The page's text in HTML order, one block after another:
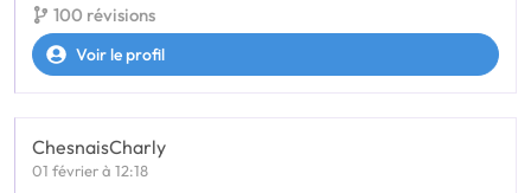
100 révisions
Voir le profil
ChesnaisCharly
01 février à 12:18